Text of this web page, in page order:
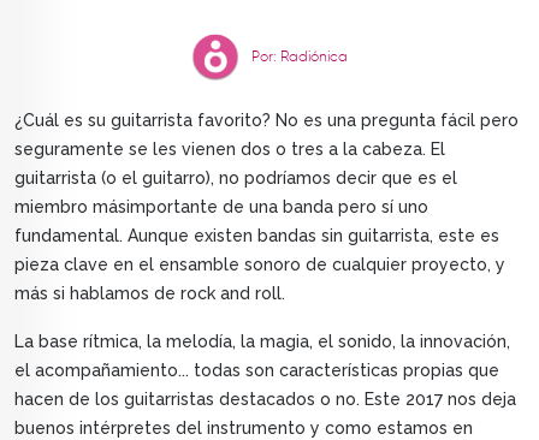
Por: Radiónica
¿Cuál es su guitarrista favorito? No es una pregunta fácil pero
seguramente se les vienen dos o tres a la cabeza. El
guitarrista (o el guitarro), no podríamos decir que es el
miembro másimportante de una banda pero sí uno
fundamental. Aunque existen bandas sin guitarrista, este es
pieza clave en el ensamble sonoro de cualquier proyecto, y
más si hablamos de rock and roll.
La base rítmica, la melodía, la magia, el sonido, la innovación,
el acompañamiento... todas son características propias que
hacen de los guitarristas destacados o no. Este 2017 nos deja
buenos intérpretes del instrumento y como estamos en